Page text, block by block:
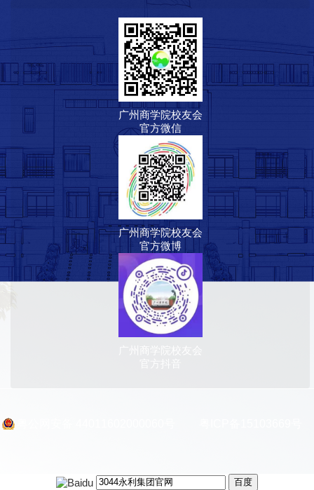
广州商学院校友会
官方微信
广州商学院校友会
官方微博